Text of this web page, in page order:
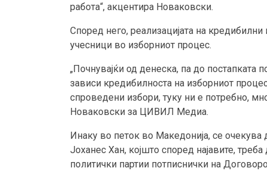
работа“, акцентира Новаковски.
Според него, реализацијата на
учесници во изборниот процес.
„Почнувајќи од денеска, па до постапката
зависи кредибилноста на изборниот
спроведени избори, туку ни е потребно,
Новаковски за ЦИВИЛ Медиа.
Инаку во петок во Македонија, се
Јоханес Хан, којшто според најавите,
политички партии потписнички на